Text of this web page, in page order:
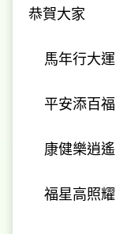
恭賀大家
馬年行大運
平安添百福
康健樂逍遙
福星高照耀